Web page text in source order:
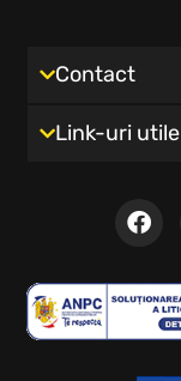
Contact
Link-uri utile